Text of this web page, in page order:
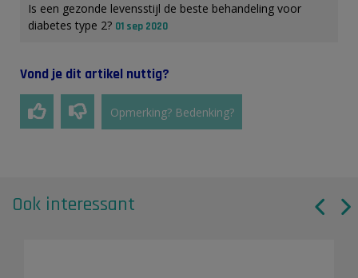
Is een gezonde levensstijl de beste behandeling voor
diabetes type 2? 01 sep 2020
Vond je dit artikel nuttig?
Opmerking? Bedenking?
Ook interessant